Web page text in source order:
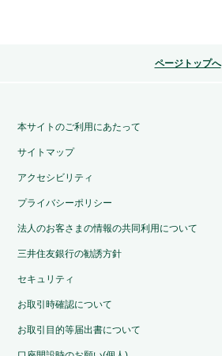
ページトップへ
本サイトのご利用にあたって
サイトマップ
アクセシビリティ
プライバシーポリシー
法人のお客さまの情報の共同利用について
三井住友銀行の勧誘方針
セキュリティ
お取引時確認について
お取引目的等届出書について